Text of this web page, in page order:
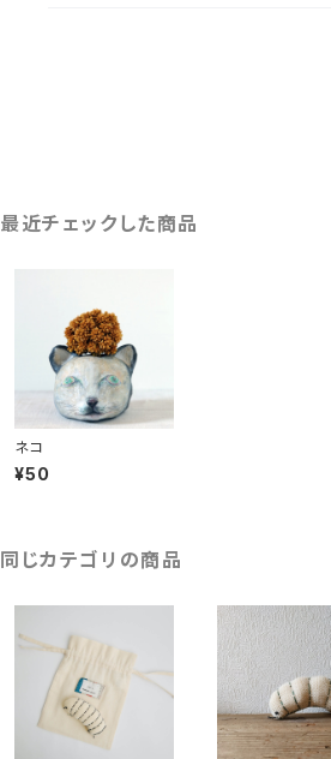
最近チェックした商品
ネコ
¥50
同じカテゴリの商品